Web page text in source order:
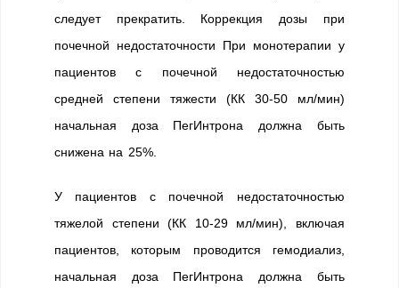
следует прекратить. Коррекция дозы при
почечной недостаточности При монотерапии у
пациентов с почечной недостаточностью
средней степени тяжести (КК 30-50 мл/мин)
начальная доза ПегИнтрона должна быть
снижена на 25%.
У пациентов с почечной недостаточностью
тяжелой степени (КК 10-29 мл/мин), включая
пациентов, которым проводится гемодиализ,
начальная доза ПегИнтрона должна быть